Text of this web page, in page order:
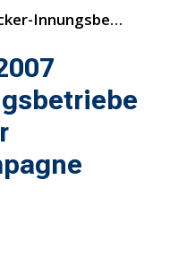
zvhd-kompakt 29/2007 Dachdecker-Innungsbetriebe können sich an der "Meisterhaft"-Kampagne beteiligen